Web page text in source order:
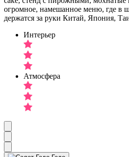
огромное, намешанное меню, где в
держатся за руки Китай, Япония,
Интерьер
Атмосфера